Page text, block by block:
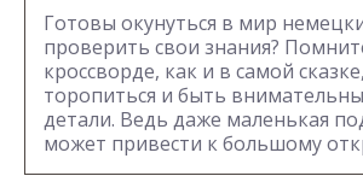
Готовы окунуться в мир
проверить свои знания?
кроссворде, как и в самой
торопиться и быть
детали. Ведь даже маленькая
может привести к большому